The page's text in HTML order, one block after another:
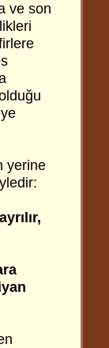
ve son
yerine